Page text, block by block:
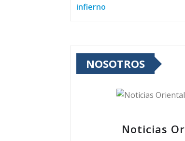
infierno
NOSOTROS
Noticias